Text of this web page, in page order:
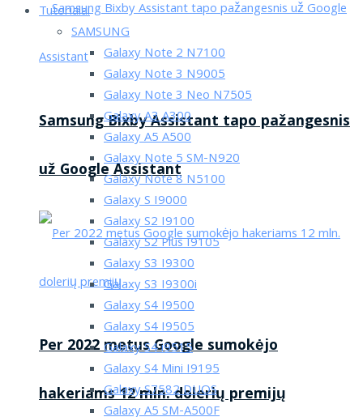
Samsung Bixby Assistant tapo pažangesnis
už Google Assistant
Per 2022 metus Google sumokėjo
hakeriams 12 mln. dolerių premijų
Tutorialai
SAMSUNG
Galaxy Note 2 N7100
Galaxy Note 3 N9005
Galaxy Note 3 Neo N7505
Galaxy A3 A300
Galaxy A5 A500
Galaxy Note 5 SM-N920
Galaxy Note 8 N5100
Galaxy S I9000
Galaxy S2 I9100
Galaxy S2 Plus I9105
Galaxy S3 I9300
Galaxy S3 I9300i
Galaxy S4 I9500
Galaxy S4 I9505
Galaxy S4 i9515
Galaxy S4 Mini I9195
Galaxy S7582 DUOS
Galaxy A5 SM-A500F